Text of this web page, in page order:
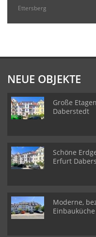
Ettersberg
NEUE OBJEKTE
Große
Daberstedt
Schöne
Erfurt
Moderne,